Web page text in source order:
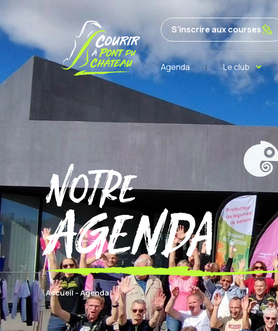
S’inscrire aux courses
Agenda Le club
Notre
Agenda
Accueil-Agenda